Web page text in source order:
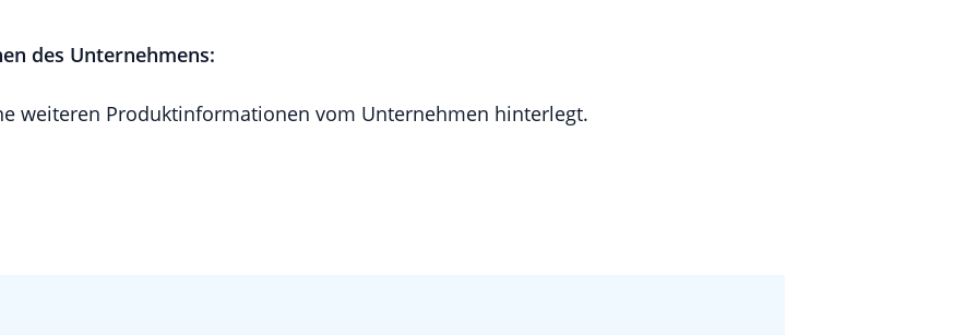
des Unternehmens:
weiteren Produktinformationen vom Unternehmen hinterlegt.